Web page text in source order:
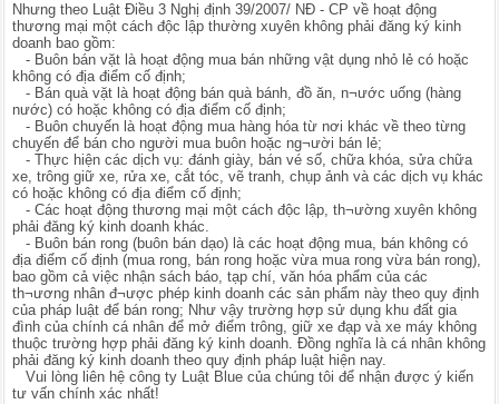
Nhưng theo Luật Điều 3 Nghị định 39/2007/ NĐ - CP về hoạt động
thương mại một cách độc lập thường xuyên không phải đăng ký kinh
doanh bao gồm:
- Buôn bán vặt là hoạt động mua bán những vật dụng nhỏ lẻ có hoặc
không có địa điểm cố định;
- Bán quà vặt là hoạt động bán quà bánh, đồ ăn, n¬ước uống (hàng
nước) có hoặc không có địa điểm cố định;
- Buôn chuyến là hoạt động mua hàng hóa từ nơi khác về theo từng
chuyến để bán cho người mua buôn hoặc ng¬ười bán lẻ;
- Thực hiện các dịch vụ: đánh giày, bán vé số, chữa khóa, sửa chữa
xe, trông giữ xe, rửa xe, cắt tóc, vẽ tranh, chụp ảnh và các dịch vụ khác
có hoặc không có địa điểm cố định;
- Các hoạt động thương mại một cách độc lập, th¬ường xuyên không
phải đăng ký kinh doanh khác.
- Buôn bán rong (buôn bán dạo) là các hoạt động mua, bán không có
địa điểm cố định (mua rong, bán rong hoặc vừa mua rong vừa bán rong),
bao gồm cả việc nhận sách báo, tạp chí, văn hóa phẩm của các
th¬ương nhân đ¬ược phép kinh doanh các sản phẩm này theo quy định
của pháp luật để bán rong; Như vậy trường hợp sử dụng khu đất gia
đình của chính cá nhân để mở điểm trông, giữ xe đạp và xe máy không
thuộc trường hợp phải đăng ký kinh doanh. Đồng nghĩa là cá nhân không
phải đăng ký kinh doanh theo quy định pháp luật hiện nay.
Vui lòng liên hệ công ty Luật Blue của chúng tôi để nhận được ý kiến
tư vấn chính xác nhất!